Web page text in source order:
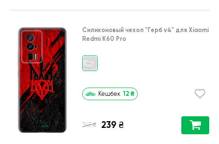
Силиконовый чехол "Герб v4" для Xiaomi
Redmi K60 Pro
Кешбек 12 ₴
345 ₴ 239 ₴